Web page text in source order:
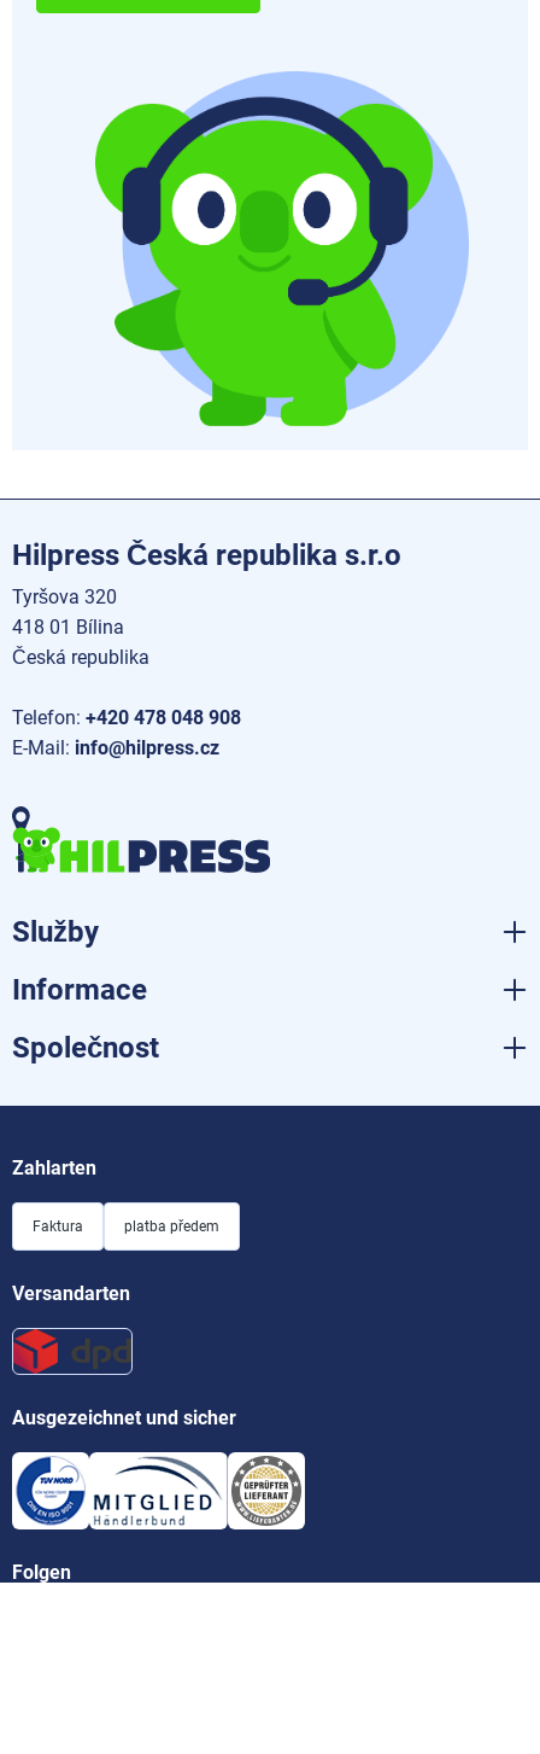
Hilpress Česká republika s.r.o
Tyršova 320
418 01 Bílina
Česká republika
Telefon: +420 478 048 908
E-Mail: info@hilpress.cz
Služby
Informace
Společnost
Zahlarten
Faktura platba předem
Versandarten
Ausgezeichnet und sicher
Folgen